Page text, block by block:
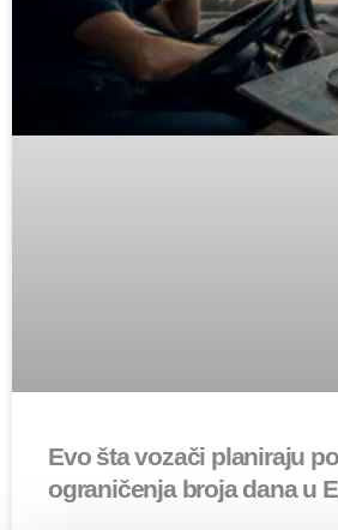
Evo šta vozači planiraju
ograničenja broja dana u